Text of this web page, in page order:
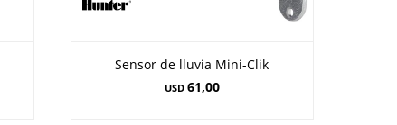
Sensor de lluvia Mini-Clik
USD 61,00